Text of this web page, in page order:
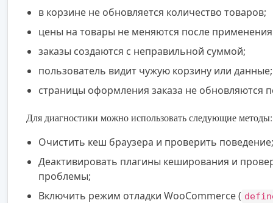
в корзине не обновляется количество товаров;
цены на товары не меняются после
заказы создаются с неправильной суммой;
пользователь видит чужую корзину или данные;
страницы оформления заказа не обновляются
Для диагностики можно использовать следующие методы:
Очистить кеш браузера и проверить поведение;
Деактивировать плагины кеширования и
проблемы;
Включить режим отладки WooCommerce (